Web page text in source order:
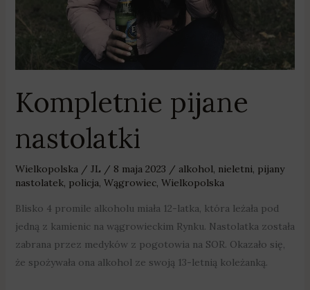
Kompletnie pijane
nastolatki
Wielkopolska/ JL / 8 maja 2023 / alkohol, nieletni, pijany
nastolatek, policja, Wągrowiec, Wielkopolska
Blisko 4 promile alkoholu miała 12-latka, która leżała pod
jedną z kamienic na wągrowieckim Rynku. Nastolatka została
zabrana przez medyków z pogotowia na SOR. Okazało się,
że spożywała ona alkohol ze swoją 13-letnią koleżanką.